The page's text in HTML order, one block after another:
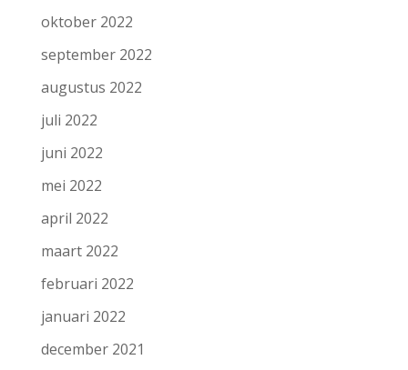
oktober 2022
september 2022
augustus 2022
juli 2022
juni 2022
mei 2022
april 2022
maart 2022
februari 2022
januari 2022
december 2021